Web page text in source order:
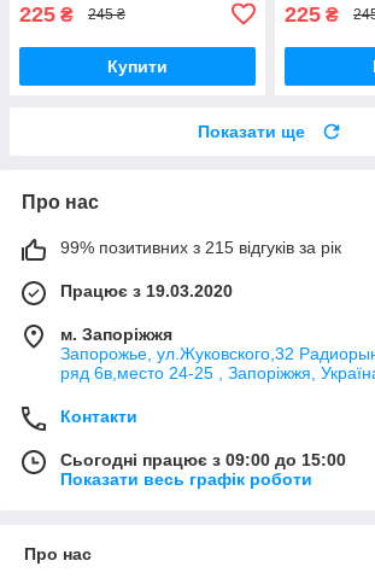
225 ₴ 245 ₴
Купити
225 ₴
Показати ще
Про нас
99% позитивних з 215 відгуків за рік
Працює з 19.03.2020
м. Запоріжжя
Запорожье, ул.Жуковского,32
ряд 6в,место 24-25 , Запоріжжя,
Контакти
Сьогодні працює з 09:00 до 15:00
Показати весь графік роботи
Про нас